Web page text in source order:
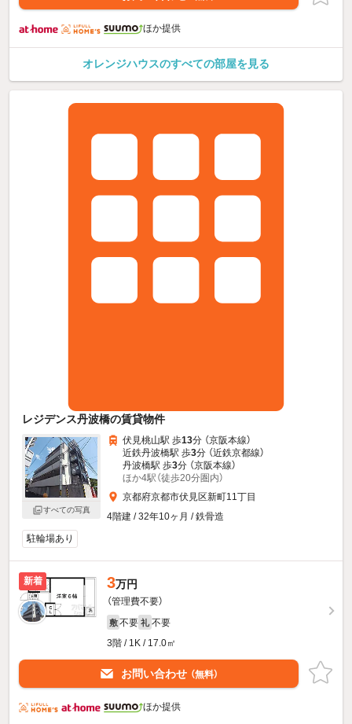
ほか提供
オレンジハウスのすべての部屋を見る
レジデンス丹波橋の賃貸物件
すべての写真
伏見桃山駅 歩13分 （京阪本線）
近鉄丹波橋駅 歩3分 （近鉄京都線）
丹波橋駅 歩3分 （京阪本線）
ほか4駅（徒歩20分圏内）
京都府京都市伏見区新町11丁目
4階建 / 32年10ヶ月 / 鉄骨造
駐輪場あり
新着 3万円
（管理費不要）
敷 不要 礼 不要
3階 / 1K / 17.0㎡
お問い合わせ （無料）
ほか提供